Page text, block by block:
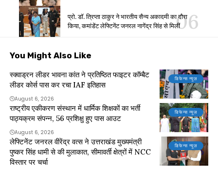
प्रो. डॉ. त्रिप्ता ठाकुर ने भारतीय सैन्य अकादमी का दौरा
किया, कमांडेंट लेफ्टिनेंट जनरल नागेंद्र सिंह से मिलीं
You Might Also Like
डिफेन्स न्यूज़
स्क्वाड्रन लीडर भावना कांत ने प्रतिष्ठित फाइटर कॉम्बैट
लीडर कोर्स पास कर रचा IAF इतिहास
August 6, 2026
डिफेन्स न्यूज़
राष्ट्रीय एकीकरण संस्थान में धार्मिक शिक्षकों का भर्ती
पाठ्यक्रम संपन्न, 56 प्रशिक्षु हुए पास आउट
August 6, 2026
डिफेन्स न्यूज़
लेफ्टिनेंट जनरल वीरेंद्र वत्स ने उत्तराखंड मुख्यमंत्री
पुष्कर सिंह धामी से की मुलाकात, सीमावर्ती क्षेत्रों में NCC
विस्तार पर चर्चा